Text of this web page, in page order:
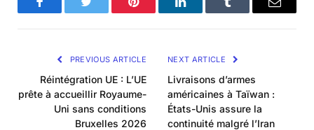
FacebookTwitter Pinterest LinkedInTumblr Email
PREVIOUS ARTICLE
Réintégration UE : L’UE
prête à accueillir Royaume-
Uni sans conditions
Bruxelles 2026
NEXT ARTICLE
Livraisons d’armes
américaines à Taïwan :
États-Unis assure la
continuité malgré l’Iran